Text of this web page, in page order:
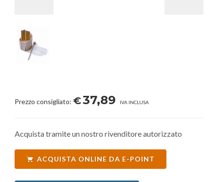
Prezzo consigliato: €37,89 IVA INCLUSA
Acquista tramite un nostro rivenditore autorizzato
ACQUISTA ONLINE DA E-POINT